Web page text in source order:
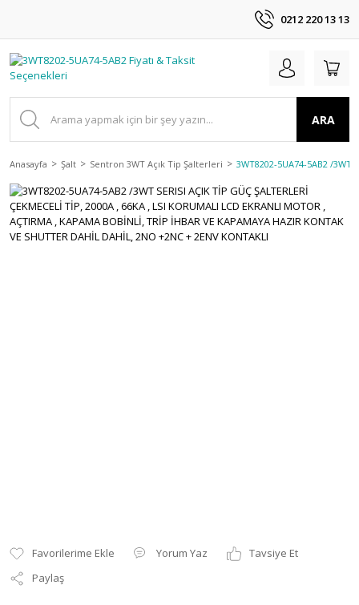
0212 220 13 13
ARA
Anasayfa Şalt Sentron 3WT Açık Tip Şalterleri 3WT8202-5UA74-5AB2 /3WT
Yorum Yaz
Tavsiye Et
Paylaş